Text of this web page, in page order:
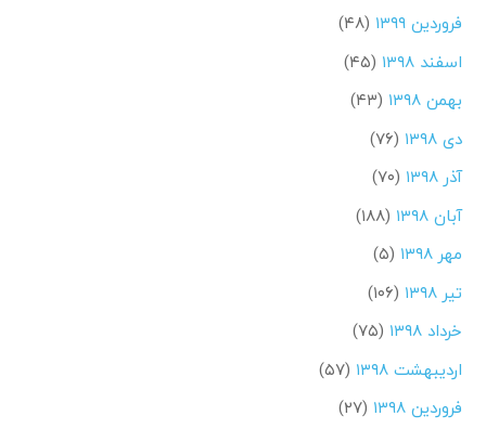
فروردین ۱۳۹۹
(۴۸)
اسفند ۱۳۹۸
(۴۵)
بهمن ۱۳۹۸
(۴۳)
دی ۱۳۹۸
(۷۶)
آذر ۱۳۹۸
(۷۰)
آبان ۱۳۹۸
(۱۸۸)
مهر ۱۳۹۸
(۵)
تیر ۱۳۹۸
(۱۰۶)
خرداد ۱۳۹۸
(۷۵)
اردیبهشت ۱۳۹۸
(۵۷)
فروردین ۱۳۹۸
(۲۷)